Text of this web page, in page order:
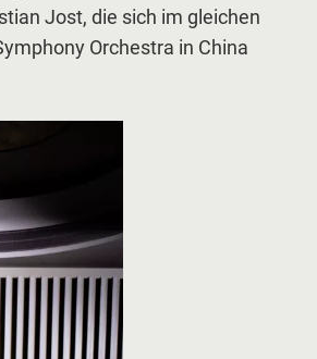
Jost, die sich im gleichen
Orchestra in China